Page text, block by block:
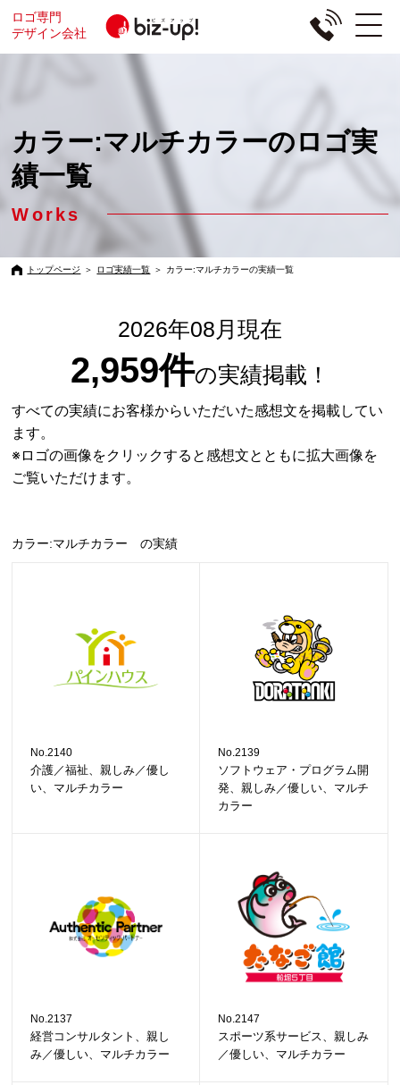
ロゴ専門
デザイン会社
カラー:マルチカラーのロゴ実
績一覧
Works
トップページ ＞ ロゴ実績一覧 ＞ カラー:マルチカラーの実績一覧
2026年08月現在
2,959件の実績掲載！
すべての実績にお客様からいただいた感想文を掲載してい
ます。
※ロゴの画像をクリックすると感想文とともに拡大画像を
ご覧いただけます。
カラー:マルチカラー の実績
No.2140
介護／福祉、親しみ／優し
い、マルチカラー
No.2139
ソフトウェア・プログラム開
発、親しみ／優しい、マルチ
カラー
No.2137
経営コンサルタント、親し
み／優しい、マルチカラー
No.2147
スポーツ系サービス、親しみ
／優しい、マルチカラー